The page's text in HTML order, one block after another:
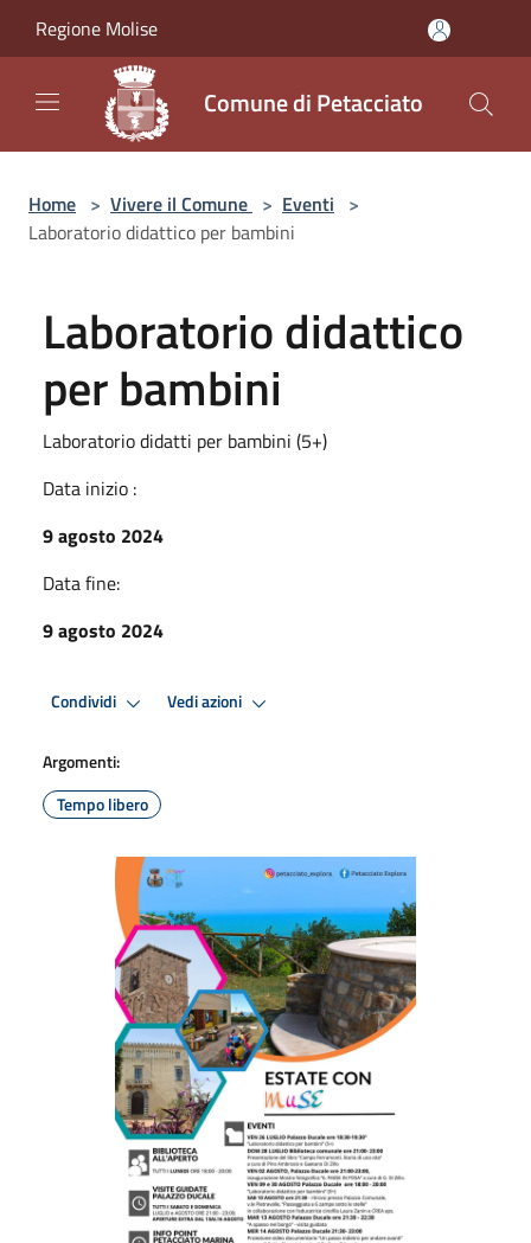
Regione Molise
Comune di Petacciato
Home > Vivere il Comune > Eventi >
Laboratorio didattico per bambini
Laboratorio didattico
per bambini
Laboratorio didatti per bambini (5+)
Data inizio :
9 agosto 2024
Data fine:
9 agosto 2024
Condividi Vedi azioni
Argomenti:
Tempo libero